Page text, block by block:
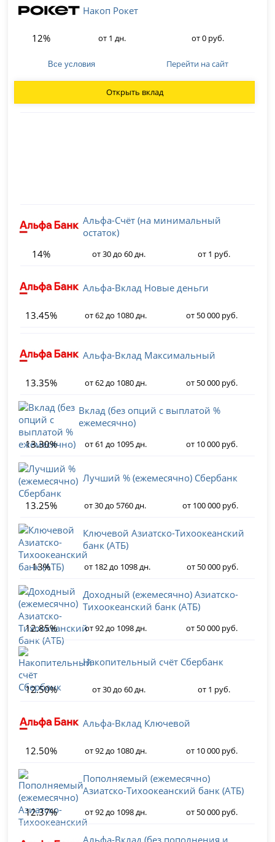
Накоп Рокет
12% от 1 дн. от 0 руб.
Все условия Перейти на сайт
Открыть вклад
Альфа-Счёт (на минимальный
остаток)
14%
от 30 до 60 дн. от 1 руб.
Альфа-Вклад Новые деньги
13.45% от 62 до 1080 дн. от 50 000 руб.
Альфа-Вклад Максимальный
13.35% от 62 до 1080 дн. от 50 000 руб.
Вклад (без опций с выплатой %
ежемесячно)
13.30%
от 61 до 1095 дн. от 10 000 руб.
Лучший % (ежемесячно) Сбербанк
13.25% от 30 до 5760 дн. от 100 000 руб.
Ключевой Азиатско-Тихоокеанский
банк (АТБ)
13%
от 182 до 1098 дн. от 50 000 руб.
Доходный (ежемесячно) Азиатско-
Тихоокеанский банк (АТБ)
12.85%
от 92 до 1098 дн. от 50 000 руб.
Накопительный счёт Сбербанк
12.50% от 30 до 60 дн. от 1 руб.
Альфа-Вклад Ключевой
12.50% от 92 до 1080 дн. от 10 000 руб.
Пополняемый (ежемесячно)
Азиатско-Тихоокеанский банк (АТБ)
12.37%
от 92 до 1098 дн. от 50 000 руб.
Альфа-Вклад (без пополнения и